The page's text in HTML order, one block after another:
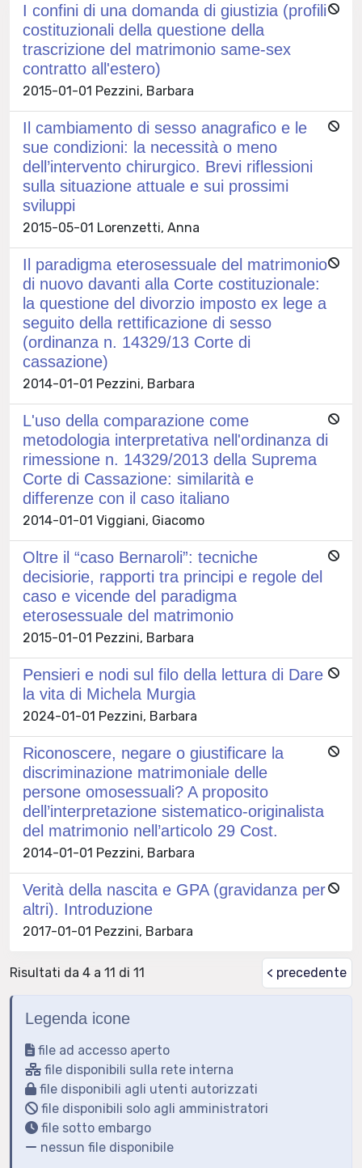
I confini di una domanda di giustizia (profili
costituzionali della questione della
trascrizione del matrimonio same-sex
contratto all'estero)
2015-01-01 Pezzini, Barbara
Il cambiamento di sesso anagrafico e le
sue condizioni: la necessità o meno
dell’intervento chirurgico. Brevi riflessioni
sulla situazione attuale e sui prossimi
sviluppi
2015-05-01 Lorenzetti, Anna
Il paradigma eterosessuale del matrimonio
di nuovo davanti alla Corte costituzionale:
la questione del divorzio imposto ex lege a
seguito della rettificazione di sesso
(ordinanza n. 14329/13 Corte di
cassazione)
2014-01-01 Pezzini, Barbara
L'uso della comparazione come
metodologia interpretativa nell'ordinanza di
rimessione n. 14329/2013 della Suprema
Corte di Cassazione: similarità e
differenze con il caso italiano
2014-01-01 Viggiani, Giacomo
Oltre il “caso Bernaroli”: tecniche
decisiorie, rapporti tra principi e regole del
caso e vicende del paradigma
eterosessuale del matrimonio
2015-01-01 Pezzini, Barbara
Pensieri e nodi sul filo della lettura di Dare
la vita di Michela Murgia
2024-01-01 Pezzini, Barbara
Riconoscere, negare o giustificare la
discriminazione matrimoniale delle
persone omosessuali? A proposito
dell’interpretazione sistematico-originalista
del matrimonio nell’articolo 29 Cost.
2014-01-01 Pezzini, Barbara
Verità della nascita e GPA (gravidanza per
altri). Introduzione
2017-01-01 Pezzini, Barbara
Risultati da 4 a 11 di 11 < precedente
Legenda icone
file ad accesso aperto
file disponibili sulla rete interna
file disponibili agli utenti autorizzati
file disponibili solo agli amministratori
file sotto embargo
nessun file disponibile